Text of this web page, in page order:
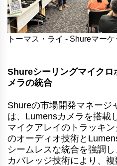
トーマス・ライ - Shureマー
Shureシーリングマイク
メラの統合
Shureの市場開発マネージ
は、Lumensカメラを搭載
マイクアレイのトラッキ
のオーディオ技術と
シームレスな統合を強調
カバレッジ技術により、